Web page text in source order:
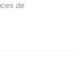
de